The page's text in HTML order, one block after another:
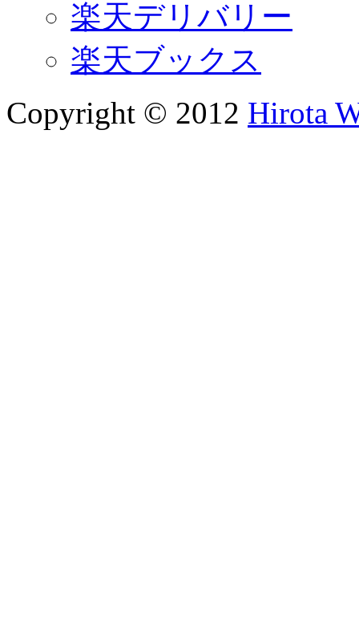
楽天デリバリー
楽天ブックス
Copyright © 2012 Hirota